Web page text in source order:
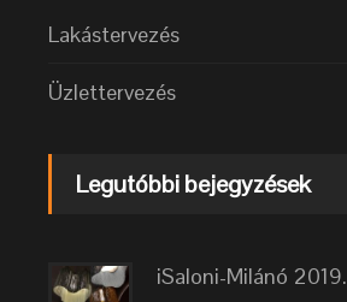
Lakástervezés
Üzlettervezés
Legutóbbi bejegyzések
iSaloni-Milánó 2019.